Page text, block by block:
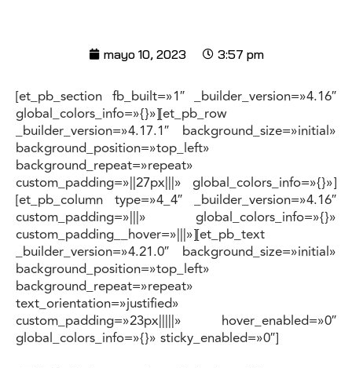
mayo 10, 2023 3:57 pm
[et_pb_section fb_built=»1″ _builder_version=»4.16″
global_colors_info=»{}»][et_pb_row
_builder_version=»4.17.1″ background_size=»initial»
background_position=»top_left»
background_repeat=»repeat»
custom_padding=»||27px|||» global_colors_info=»{}»]
[et_pb_column type=»4_4″ _builder_version=»4.16″
custom_padding=»|||» global_colors_info=»{}»
custom_padding__hover=»|||»][et_pb_text
_builder_version=»4.21.0″ background_size=»initial»
background_position=»top_left»
background_repeat=»repeat»
text_orientation=»justified»
custom_padding=»23px|||||» hover_enabled=»0″
global_colors_info=»{}» sticky_enabled=»0″]